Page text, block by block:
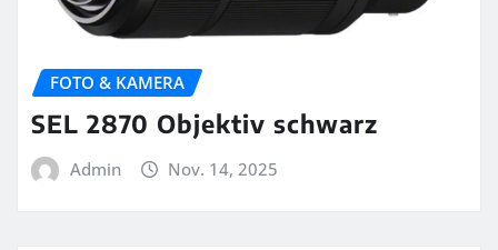
FOTO & KAMERA
SEL 2870 Objektiv schwarz
Admin Nov. 14, 2025